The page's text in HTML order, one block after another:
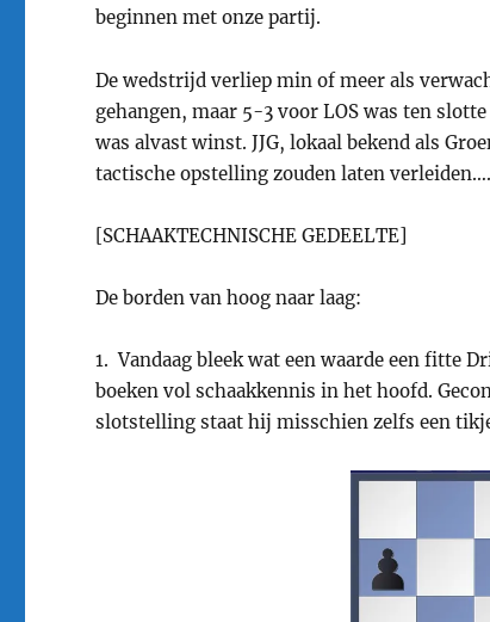
beginnen met onze partij.
De wedstrijd verliep min of meer als
gehangen, maar 5-3 voor LOS was ten
was alvast winst. JJG, lokaal bekend als
tactische opstelling zouden laten
[SCHAAKTECHNISCHE GEDEELTE]
De borden van hoog naar laag:
1. Vandaag bleek wat een waarde een fitte
boeken vol schaakkennis in het hoofd.
slotstelling staat hij misschien zelfs een